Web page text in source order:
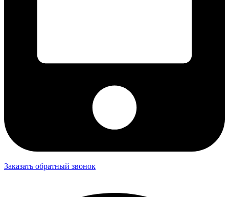
Заказать обратный звонок